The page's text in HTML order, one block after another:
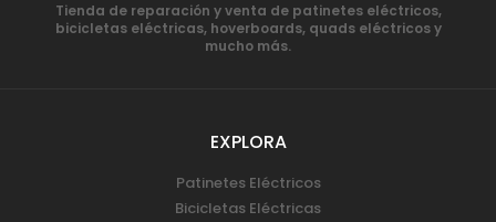
Tienda de reparación y venta de patinetes eléctricos,
bicicletas eléctricas, hoverboards, quads eléctricos y
mucho más.
EXPLORA
Patinetes Eléctricos
Bicicletas Eléctricas